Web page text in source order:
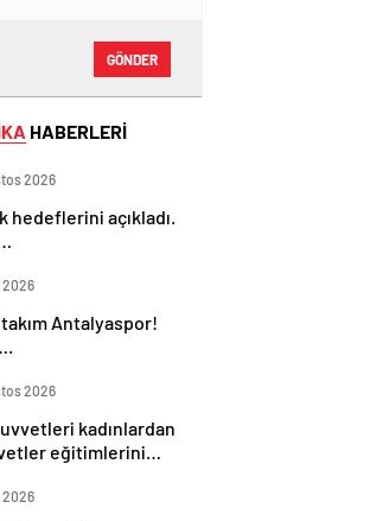
GÖNDER
HABERLERİ
2026
hedeflerini açıkladı.
2026
Antalyaspor!
2026
kadınlardan
eğitimlerini
2026